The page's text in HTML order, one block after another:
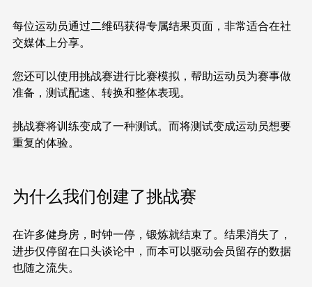
每位运动员通过二维码获得专属结果页面，非常适合在社
交媒体上分享。
您还可以使用挑战赛进行比赛模拟，帮助运动员为赛事做
准备，测试配速、转换和整体表现。
挑战赛将训练变成了一种测试。而将测试变成运动员想要
重复的体验。
为什么我们创建了挑战赛
在许多健身房，时钟一停，锻炼就结束了。结果消失了，
进步仅停留在口头谈论中，而本可以驱动会员留存的数据
也随之流失。